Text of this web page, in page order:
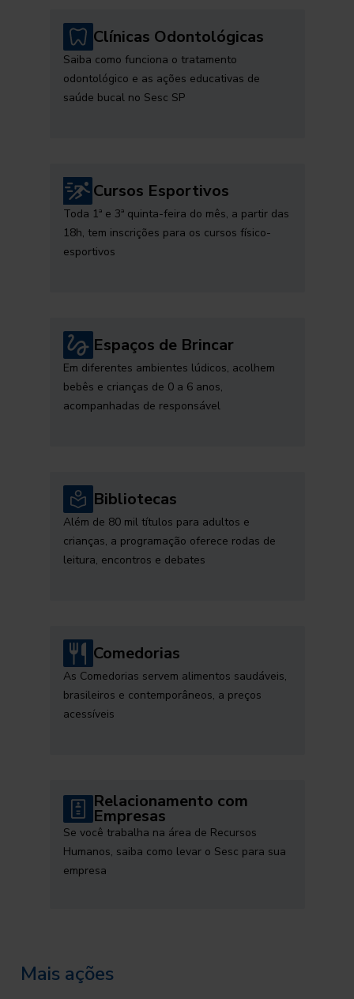
Clínicas Odontológicas
Saiba como funciona o tratamento
odontológico e as ações educativas de
saúde bucal no Sesc SP
Cursos Esportivos
Toda 1ª e 3ª quinta-feira do mês, a partir das
18h, tem inscrições para os cursos físico-
esportivos
Espaços de Brincar
Em diferentes ambientes lúdicos, acolhem
bebês e crianças de 0 a 6 anos,
acompanhadas de responsável
Bibliotecas
Além de 80 mil títulos para adultos e
crianças, a programação oferece rodas de
leitura, encontros e debates
Comedorias
As Comedorias servem alimentos saudáveis,
brasileiros e contemporâneos, a preços
acessíveis
Relacionamento com
Empresas
Se você trabalha na área de Recursos
Humanos, saiba como levar o Sesc para sua
empresa
Mais ações